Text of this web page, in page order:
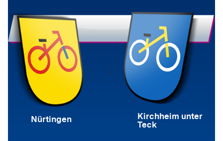
:
Nürtingen
Kirchheim unter
Teck